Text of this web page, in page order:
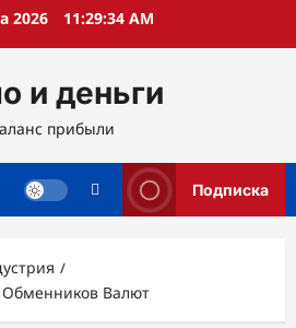
2026 11:29:35 AM
и деньги
прибыли
Подписка
Валют